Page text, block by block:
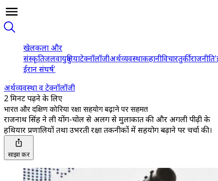
खेलकला और
संस्कृतिजलवायुदुनियाटेक्नॉलॉजीअर्थव्यवस्थाकहानीविचारतुर्कीराजनीति
ईरान संघर्ष'
अर्थव्यवस्था व टेक्नॉलॉजी
2 मिनट पढ़ने के लिए
भारत और दक्षिण कोरिया रक्षा सहयोग बढ़ाने पर सहमत
राजनाथ सिंह ने ली योंग-चोल से अलग से मुलाकात की और अगली पीढ़ी के
हथियार प्रणालियों तथा उभरती रक्षा तकनीकों में सहयोग बढ़ाने पर चर्चा की।
साझा करें